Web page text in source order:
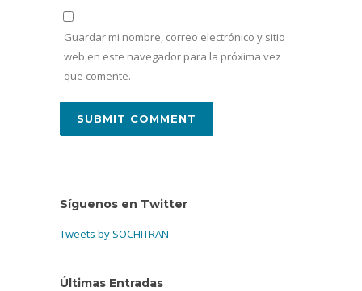
Guardar mi nombre, correo electrónico y sitio
web en este navegador para la próxima vez
que comente.
Síguenos en Twitter
Tweets by SOCHITRAN
Últimas Entradas